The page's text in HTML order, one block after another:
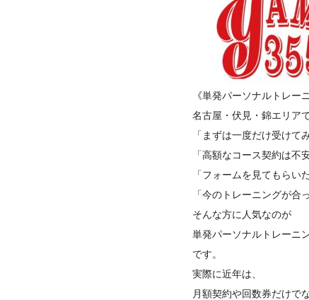
《単発パーソナルトレー
名古屋・伏見・錦エリア
「まずは一度だけ受けて
「高額なコース契約は不安
「フォームを見てもらい
「今のトレーニングが合
そんな方に人気なのが
単発パーソナルトレーニ
です。
実際に近年は、
月額契約や回数券だけで